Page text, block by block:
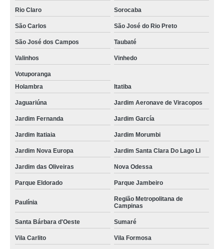
Rio Claro Sorocaba
São Carlos São José do Rio Preto
São José dos Campos Taubaté
Valinhos Vinhedo
Votuporanga
Holambra
Itatiba
Jaguariúna Jardim Aeronave de Viracopos
Jardim Fernanda Jardim García
Jardim Itatiaia Jardim Morumbi
Jardim Nova Europa Jardim Santa Clara Do Lago Ll
Jardim das Oliveiras Nova Odessa
Parque Eldorado Parque Jambeiro
Paulínia
Região Metropolitana de
Campinas
Santa Bárbara d'Oeste Sumaré
Vila Carlito Vila Formosa